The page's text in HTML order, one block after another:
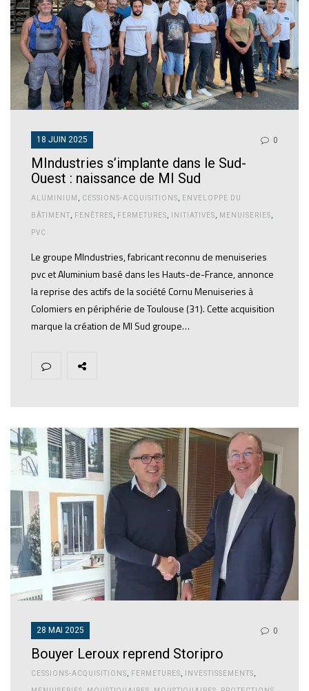
18 JUIN 2025 0
MIndustries s’implante dans le Sud-
Ouest : naissance de MI Sud
ALUMINIUM CESSIONS-ACQUISITIONS ENVELOPPE DU
BÂTIMENT FENÊTRES FERMETURES INITIATIVES MENUISERIES
PVC
Le groupe MIndustries, fabricant reconnu de menuiseries
pvc et Aluminium basé dans les Hauts-de-France, annonce
la reprise des actifs de la société Cornu Menuiseries à
Colomiers en périphérie de Toulouse (31). Cette acquisition
marque la création de MI Sud groupe…
28 MAI 2025 0
Bouyer Leroux reprend Storipro
CESSIONS-ACQUISITIONS FERMETURES INVESTISSEMENTS